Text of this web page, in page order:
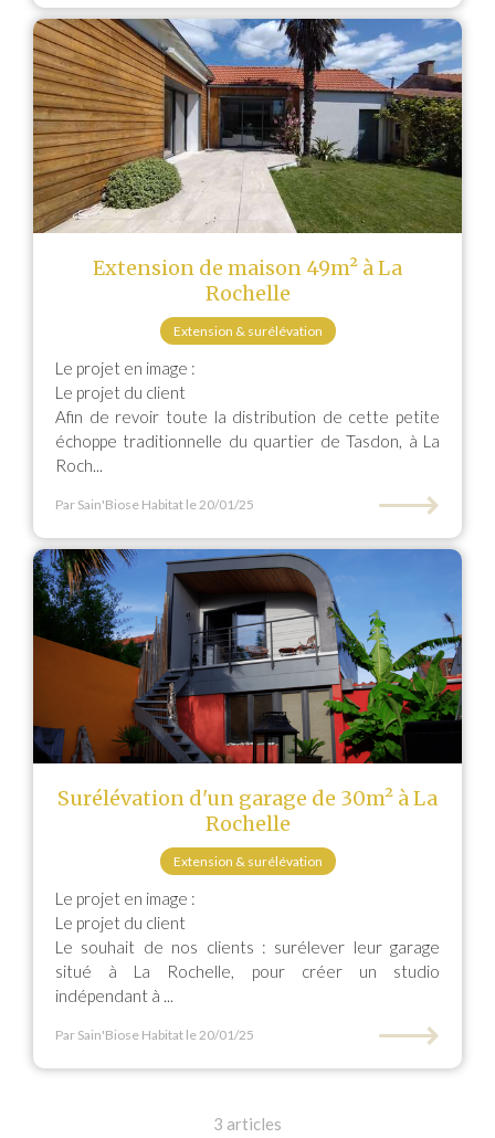
Extension de maison 49m² à La
Rochelle
Extension & surélévation
Le projet en image :
Le projet du client
Afin de revoir toute la distribution de cette petite
échoppe traditionnelle du quartier de Tasdon, à La
Roch...
Par Sain'Biose Habitat le 20/01/25 ⟶
Surélévation d'un garage de 30m² à La
Rochelle
Extension & surélévation
Le projet en image :
Le projet du client
Le souhait de nos clients : surélever leur garage
situé à La Rochelle, pour créer un studio
indépendant à ...
Par Sain'Biose Habitat le 20/01/25 ⟶
3 articles